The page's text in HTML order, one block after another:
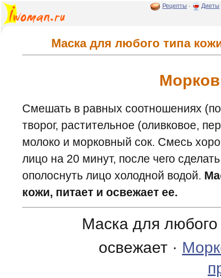
Рецепты · Диеты
Маска для любого типа
Смешать в равных соотношениях
творог, растительное (оливковое,
молоко и морковный сок. Смесь
лицо на 20 минут, после чего
ополоснуть лицо холодной водой.
кожи, питает и освежает ее.
Маска для любого
освежает ·